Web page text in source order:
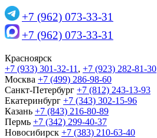
+7 (962) 073-33-31
+7 (962) 073-33-31
Красноярск
+7 (933) 301-32-11 , +7 (923) 282-81-30
Москва +7 (499) 286-98-60
Санкт-Петербург +7 (812) 243-13-93
Екатеринбург +7 (343) 302-15-96
Казань +7 (843) 216-80-89
Пермь +7 (342) 299-40-37
Новосибирск +7 (383) 210-63-40